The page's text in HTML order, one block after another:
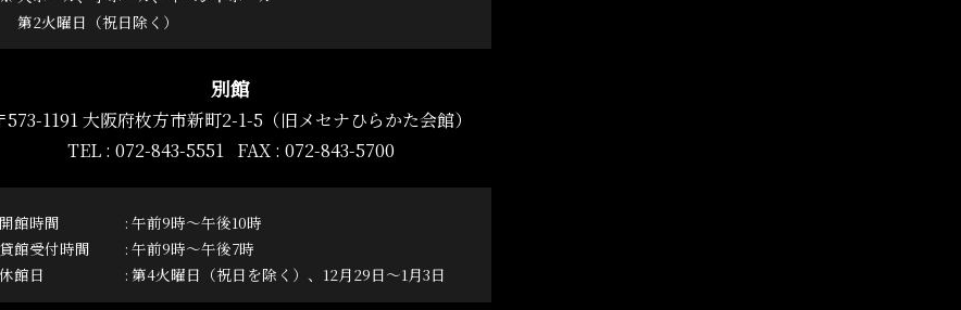
第2火曜日（祝日除く）
別館
573-1191 大阪府枚方市新町2-1-5 （旧メセナひらかた会館）
TEL : 072-843-5551 FAX : 072-843-5700
開館時間
午前9時～午後10時
貸館受付時間
午前9時～午後7時
休館日
第4火曜日（祝日を除く）、12月29日～1月3日